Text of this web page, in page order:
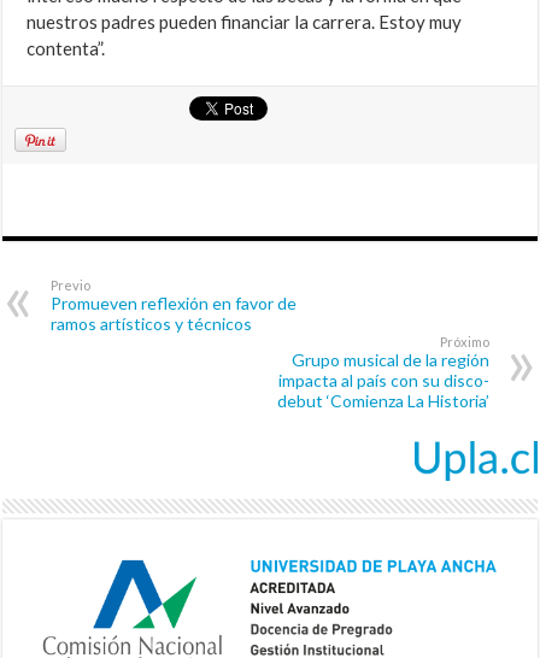
nuestros padres pueden financiar la carrera. Estoy muy
contenta”.
Previo
Promueven reflexión en favor de
ramos artísticos y técnicos
Próximo
Grupo musical de la región
impacta al país con su disco-
debut ‘Comienza La Historia’